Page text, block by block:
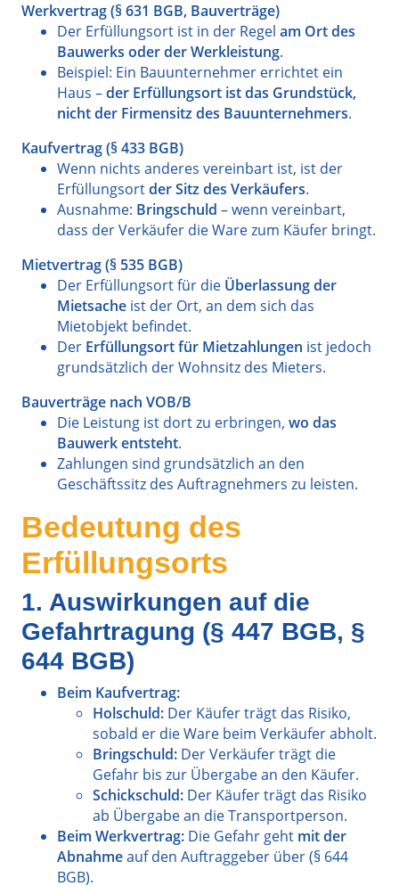
Werkvertrag (§ 631 BGB, Bauverträge)
Der Erfüllungsort ist in der Regel am Ort des
Bauwerks oder der Werkleistung.
Beispiel: Ein Bauunternehmer errichtet ein
Haus –der Erfüllungsort ist das Grundstück,
nicht der Firmensitz des Bauunternehmers.
Kaufvertrag (§ 433 BGB)
Wenn nichts anderes vereinbart ist, ist der
Erfüllungsortder Sitz des Verkäufers.
Ausnahme: Bringschuld – wenn vereinbart,
dass der Verkäufer die Ware zum Käufer bringt.
Mietvertrag (§ 535 BGB)
Der Erfüllungsort für die Überlassung der
Mietsache ist der Ort, an dem sich das
Mietobjekt befindet.
Der Erfüllungsort für Mietzahlungen ist jedoch
grundsätzlich der Wohnsitz des Mieters.
Bauverträge nach VOB/B
Die Leistung ist dort zu erbringen, wo das
Bauwerk entsteht.
Zahlungen sind grundsätzlich an den
Geschäftssitz des Auftragnehmers zu leisten.
Bedeutung des
Erfüllungsorts
1. Auswirkungen auf die
Gefahrtragung (§ 447 BGB, §
644 BGB)
Beim Kaufvertrag:
Holschuld: Der Käufer trägt das Risiko,
sobald er die Ware beim Verkäufer abholt.
Bringschuld: Der Verkäufer trägt die
Gefahr bis zur Übergabe an den Käufer.
Schickschuld: Der Käufer trägt das Risiko
ab Übergabe an die Transportperson.
Beim Werkvertrag: Die Gefahr geht mit der
Abnahmeauf den Auftraggeber über (§ 644
BGB).